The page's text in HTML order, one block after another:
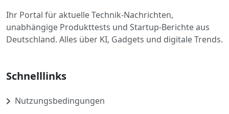
Ihr Portal für aktuelle Technik-Nachrichten,
unabhängige Produkttests und Startup-Berichte aus
Deutschland. Alles über KI, Gadgets und digitale Trends.
Schnelllinks
Nutzungsbedingungen